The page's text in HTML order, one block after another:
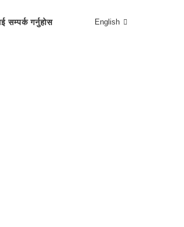
सम्पर्क गर्नुहोस English